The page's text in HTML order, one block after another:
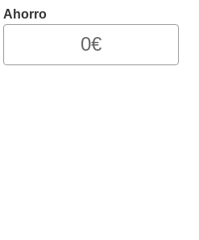
Ahorro
0€